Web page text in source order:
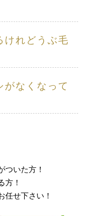
けれどうぶ毛
がなくなって
ついた方！
方！
任せ下さい！